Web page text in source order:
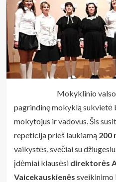
Mokyklinio
pagrindinę mokyklą sukvietė
mokytojus ir vadovus. Šis
repeticija prieš laukiamą 200
vaikystės, svečiai su
įdėmiai klausėsi direktorės
Vaicekauskienės sveikinimo